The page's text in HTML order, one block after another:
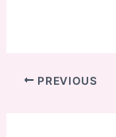
PREVIOUS